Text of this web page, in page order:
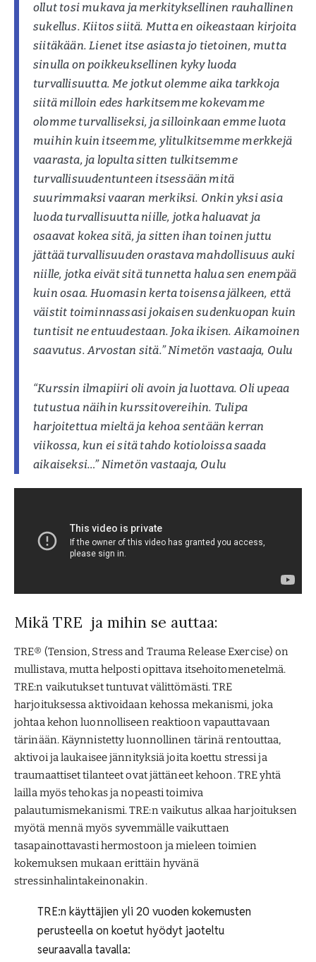
ollut tosi mukava ja merkityksellinen rauhallinen
sukellus. Kiitos siitä. Mutta en oikeastaan kirjoita
siitäkään. Lienet itse asiasta jo tietoinen, mutta
sinulla on poikkeuksellinen kyky luoda
turvallisuutta. Me jotkut olemme aika tarkkoja
siitä milloin edes harkitsemme kokevamme
olomme turvalliseksi, ja silloinkaan emme luota
muihin kuin itseemme, ylitulkitsemme merkkejä
vaarasta, ja lopulta sitten tulkitsemme
turvallisuudentunteen itsessään mitä
suurimmaksi vaaran merkiksi. Onkin yksi asia
luoda turvallisuutta niille, jotka haluavat ja
osaavat kokea sitä, ja sitten ihan toinen juttu
jättää turvallisuuden orastava mahdollisuus auki
niille, jotka eivät sitä tunnetta halua sen enempää
kuin osaa. Huomasin kerta toisensa jälkeen, että
väistit toiminnassasi jokaisen sudenkuopan kuin
tuntisit ne entuudestaan. Joka ikisen. Aikamoinen
saavutus. Arvostan sitä.” Nimetön vastaaja, Oulu
“Kurssin ilmapiiri oli avoin ja luottava. Oli upeaa
tutustua näihin kurssitovereihin. Tulipa
harjoitettua mieltä ja kehoa sentään kerran
viikossa, kun ei sitä tahdo kotioloissa saada
aikaiseksi…” Nimetön vastaaja, Oulu
Mikä TRE ja mihin se auttaa:
TRE® (Tension, Stress and Trauma Release Exercise) on
mullistava, mutta helposti opittava itsehoitomenetelmä.
TRE:n vaikutukset tuntuvat välittömästi. TRE
harjoituksessa aktivoidaan kehossa mekanismi, joka
johtaa kehon luonnolliseen reaktioon vapauttavaan
tärinään. Käynnistetty luonnollinen tärinä rentouttaa,
aktivoi ja laukaisee jännityksiä joita koettu stressi ja
traumaattiset tilanteet ovat jättäneet kehoon. TRE yhtä
lailla myös tehokas ja nopeasti toimiva
palautumismekanismi. TRE:n vaikutus alkaa harjoituksen
myötä mennä myös syvemmälle vaikuttaen
tasapainottavasti hermostoon ja mieleen toimien
kokemuksen mukaan erittäin hyvänä
stressinhalintakeinonakin.
TRE:n käyttäjien yli 20 vuoden kokemusten
perusteella on koetut hyödyt jaoteltu
seuraavalla tavalla: